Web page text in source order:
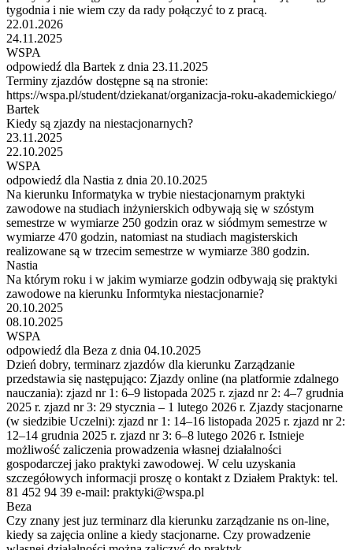
tygodnia i nie wiem czy da rady połączyć to z pracą.
22.01.2026
24.11.2025
WSPA
odpowiedź dla Bartek z dnia 23.11.2025
Terminy zjazdów dostępne są na stronie:
https://wspa.pl/student/dziekanat/organizacja-roku-akademickiego/
Bartek
Kiedy są zjazdy na niestacjonarnych?
23.11.2025
22.10.2025
WSPA
odpowiedź dla Nastia z dnia 20.10.2025
Na kierunku Informatyka w trybie niestacjonarnym praktyki
zawodowe na studiach inżynierskich odbywają się w szóstym
semestrze w wymiarze 250 godzin oraz w siódmym semestrze w
wymiarze 470 godzin, natomiast na studiach magisterskich
realizowane są w trzecim semestrze w wymiarze 380 godzin.
Nastia
Na którym roku i w jakim wymiarze godzin odbywają się praktyki
zawodowe na kierunku Informtyka niestacjonarnie?
20.10.2025
08.10.2025
WSPA
odpowiedź dla Beza z dnia 04.10.2025
Dzień dobry, terminarz zjazdów dla kierunku Zarządzanie
przedstawia się następująco: Zjazdy online (na platformie zdalnego
nauczania): zjazd nr 1: 6–9 listopada 2025 r. zjazd nr 2: 4–7 grudnia
2025 r. zjazd nr 3: 29 stycznia – 1 lutego 2026 r. Zjazdy stacjonarne
(w siedzibie Uczelni): zjazd nr 1: 14–16 listopada 2025 r. zjazd nr 2:
12–14 grudnia 2025 r. zjazd nr 3: 6–8 lutego 2026 r. Istnieje
możliwość zaliczenia prowadzenia własnej działalności
gospodarczej jako praktyki zawodowej. W celu uzyskania
szczegółowych informacji proszę o kontakt z Działem Praktyk: tel.
81 452 94 39 e-mail: praktyki@wspa.pl
Beza
Czy znany jest juz terminarz dla kierunku zarządzanie ns on-line,
kiedy sa zajęcia online a kiedy stacjonarne. Czy prowadzenie